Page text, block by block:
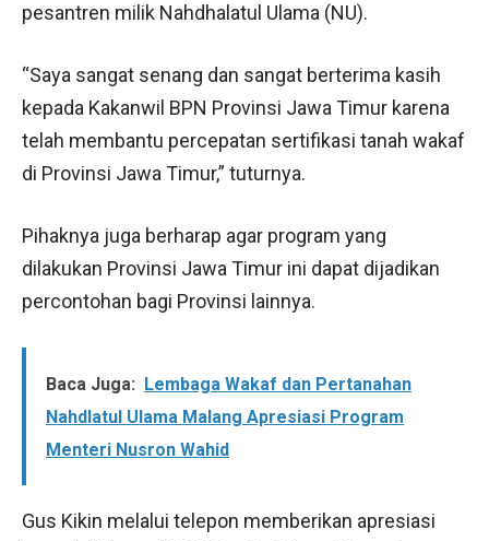
pesantren milik Nahdhalatul Ulama (NU).
“Saya sangat senang dan sangat berterima kasih
kepada Kakanwil BPN Provinsi Jawa Timur karena
telah membantu percepatan sertifikasi tanah wakaf
di Provinsi Jawa Timur,” tuturnya.
Pihaknya juga berharap agar program yang
dilakukan Provinsi Jawa Timur ini dapat dijadikan
percontohan bagi Provinsi lainnya.
Baca Juga:
Lembaga Wakaf dan Pertanahan
Nahdlatul Ulama Malang Apresiasi Program
Menteri Nusron Wahid
Gus Kikin melalui telepon memberikan apresiasi